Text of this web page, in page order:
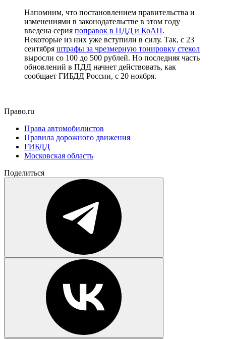
Напомним, что постановлением правительства и
изменениями в законодательстве в этом году
введена серия поправок в ПДД и КоАП.
Некоторые из них уже вступили в силу. Так, с 23
сентября штрафы за чрезмерную тонировку стекол
выросли со 100 до 500 рублей. Но последняя часть
обновлений в ПДД начнет действовать, как
сообщает ГИБДД России, с 20 ноября.
Право.ru
Права автомобилистов
Правила дорожного движения
ГИБДД
Московская область
Поделиться